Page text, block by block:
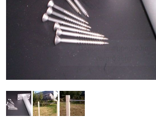
Doppelt antippen zum